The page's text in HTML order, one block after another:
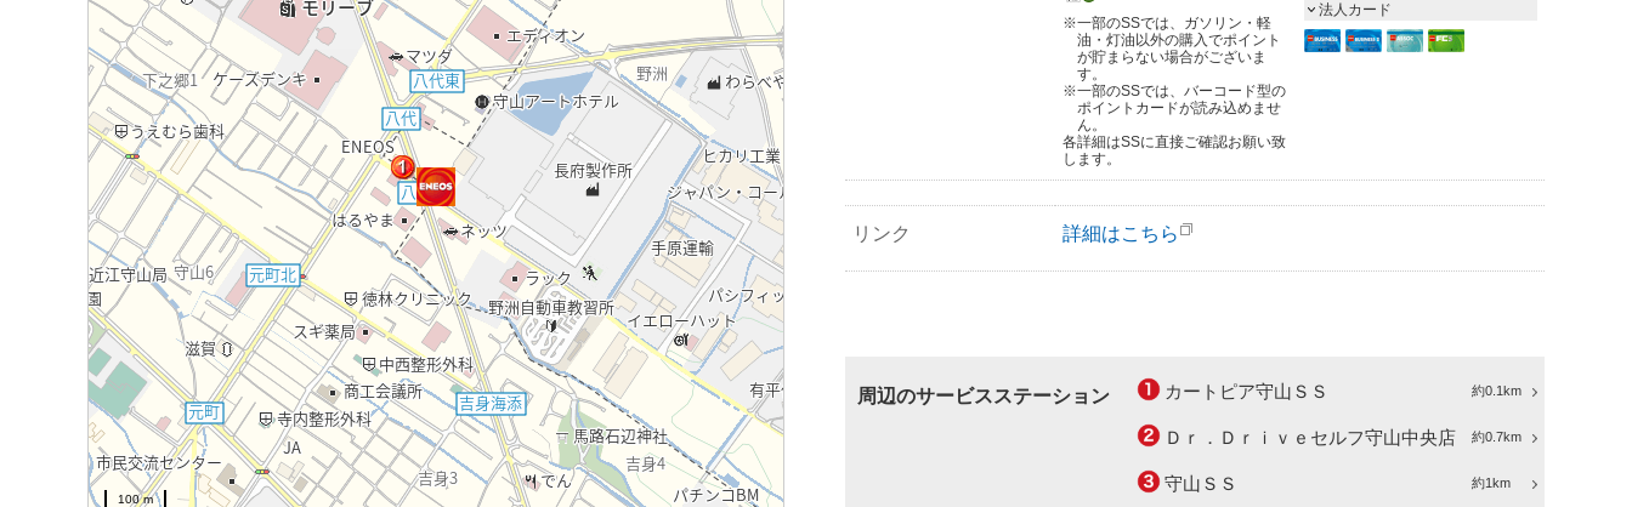
100 m
※一部のSSでは、ガソリン・軽
油・灯油以外の購入でポイント
が貯まらない場合がございま
す。
※一部のSSでは、バーコード型の
ポイントカードが読み込めませ
ん。
各詳細はSSに直接ご確認お願い致
します。
法人カード
リンク 詳細はこちら
周辺のサービスステーション 約0.1km
カートピア守山ＳＳ
約0.7km
Ｄｒ．Ｄｒｉｖｅセルフ守山中央店
約1km
守山ＳＳ